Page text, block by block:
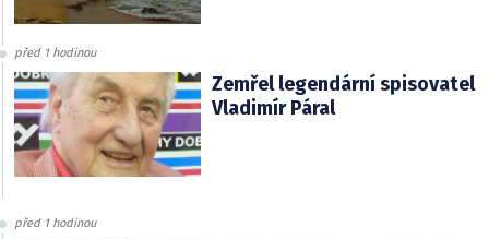
před 1 hodinou
Zemřel legendární spisovatel
Vladimír Páral
před 1 hodinou